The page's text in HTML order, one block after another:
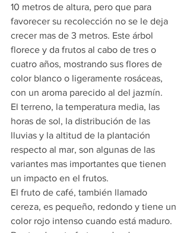
10 metros de altura, pero que para
favorecer su recolección no se le deja
crecer mas de 3 metros. Este árbol
florece y da frutos al cabo de tres o
cuatro años, mostrando sus flores de
color blanco o ligeramente rosáceas,
con un aroma parecido al del jazmín.
El terreno, la temperatura media, las
horas de sol, la distribución de las
lluvias y la altitud de la plantación
respecto al mar, son algunas de las
variantes mas importantes que tienen
un impacto en el frutos.
El fruto de café, también llamado
cereza, es pequeño, redondo y tiene un
color rojo intenso cuando está maduro.